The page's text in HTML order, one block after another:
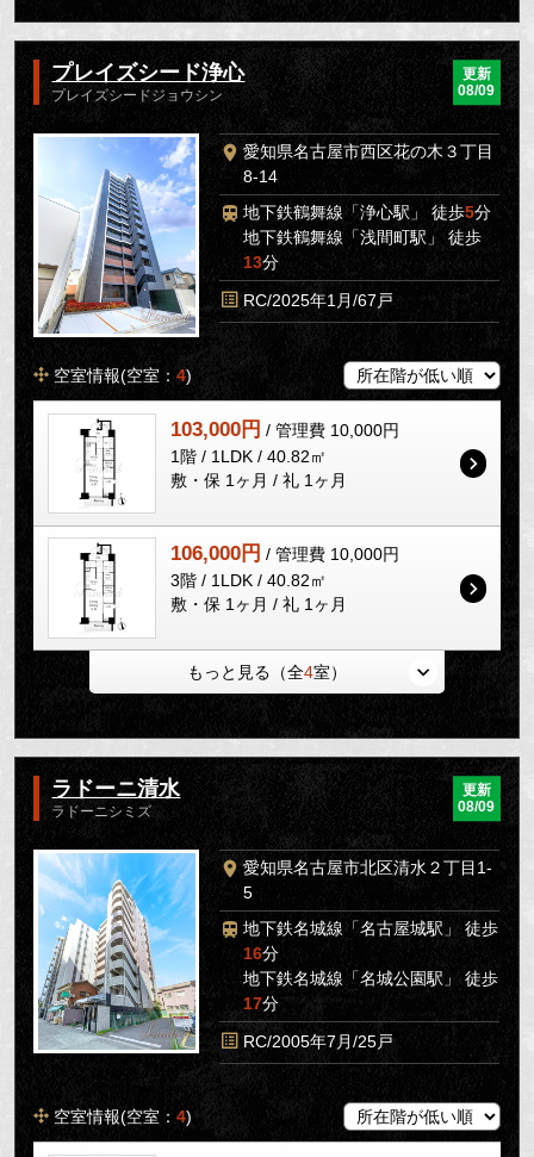
プレイズシード浄心
プレイズシードジョウシン
更新
08/09
愛知県名古屋市西区花の木３丁目
8-14
地下鉄鶴舞線「浄心駅」 徒歩5分
地下鉄鶴舞線「浅間町駅」 徒歩
13分
RC/2025年1月/67戸
空室情報(空室：4)
103,000円 / 管理費 10,000円
1階 / 1LDK / 40.82㎡
敷・保 1ヶ月 / 礼 1ヶ月
106,000円 / 管理費 10,000円
3階 / 1LDK / 40.82㎡
敷・保 1ヶ月 / 礼 1ヶ月
もっと見る（全4室）
ラドーニ清水
ラドーニシミズ
更新
08/09
愛知県名古屋市北区清水２丁目1-
5
地下鉄名城線「名古屋城駅」 徒歩
16分
地下鉄名城線「名城公園駅」 徒歩
17分
RC/2005年7月/25戸
空室情報(空室：4)